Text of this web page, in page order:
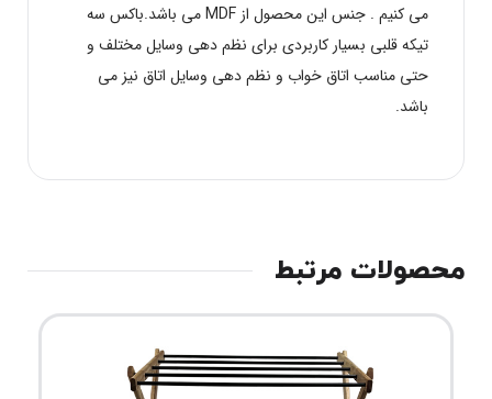
می کنیم . جنس این محصول از MDF می باشد.باکس سه
تیکه قلبی بسیار کاربردی برای نظم دهی وسایل مختلف و
حتی مناسب اتاق خواب و نظم دهی وسایل اتاق نیز می
باشد.
محصولات مرتبط